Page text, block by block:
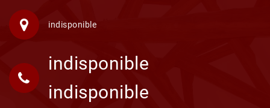
indisponible
indisponible
indisponible